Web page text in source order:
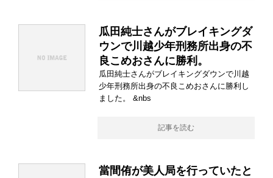
瓜田純士さんがブレイキングダ
ウンで川越少年刑務所出身の不
良こめおさんに勝利。
瓜田純士さんがブレイキングダウンで川越
少年刑務所出身の不良こめおさんに勝利し
ました。 &nbs
記事を読む
當間侑が美人局を行っていたと